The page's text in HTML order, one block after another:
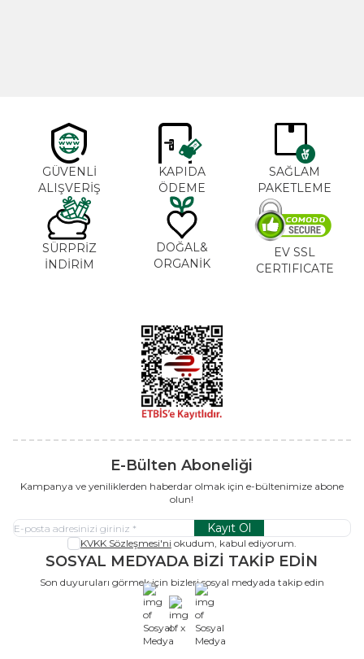
GÜVENLİ
ALIŞVERİŞ
KAPIDA
ÖDEME
SAĞLAM
PAKETLEME
SÜRPRİZ
İNDİRİM
DOĞAL&
ORGANİK
EV SSL
CERTIFICATE
E-Bülten Aboneliği
Kampanya ve yeniliklerden haberdar olmak için e-bültenimize abone
olun!
Kayıt Ol
KVKK Sözleşmesi'ni okudum, kabul ediyorum.
SOSYAL MEDYADA BİZİ TAKİP EDİN
Son duyuruları görmek için bizleri sosyal medyada takip edin
x